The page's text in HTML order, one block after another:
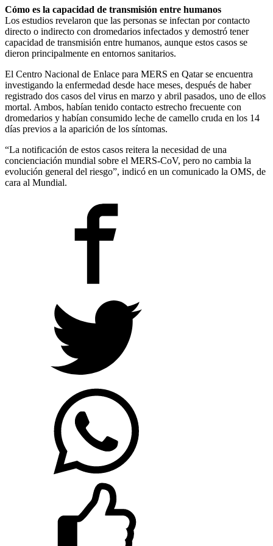
Cómo es la capacidad de transmisión entre humanos
Los estudios revelaron que las personas se infectan por contacto
directo o indirecto con dromedarios infectados y demostró tener
capacidad de transmisión entre humanos, aunque estos casos se
dieron principalmente en entornos sanitarios.
El Centro Nacional de Enlace para MERS en Qatar se encuentra
investigando la enfermedad desde hace meses, después de haber
registrado dos casos del virus en marzo y abril pasados, uno de ellos
mortal. Ambos, habían tenido contacto estrecho frecuente con
dromedarios y habían consumido leche de camello cruda en los 14
días previos a la aparición de los síntomas.
“La notificación de estos casos reitera la necesidad de una
concienciación mundial sobre el MERS-CoV, pero no cambia la
evolución general del riesgo”, indicó en un comunicado la OMS, de
cara al Mundial.